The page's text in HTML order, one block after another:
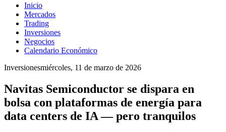
Inicio
Mercados
Trading
Inversiones
Negocios
Calendario Económico
Inversionesmiércoles, 11 de marzo de 2026
Navitas Semiconductor se dispara en
bolsa con plataformas de energía para
data centers de IA — pero tranquilos